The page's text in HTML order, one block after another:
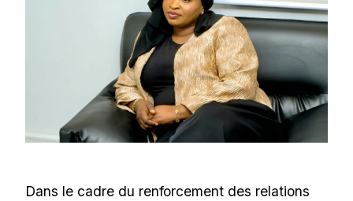
Dans le cadre du renforcement des relations